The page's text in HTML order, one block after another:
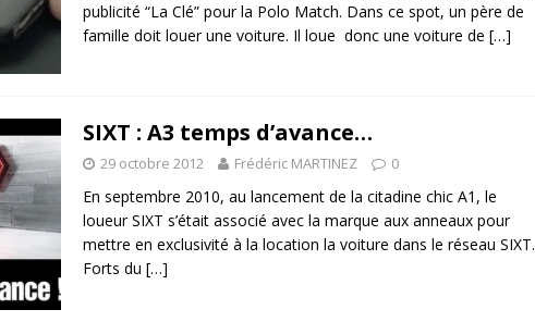
publicité “La Clé” pour la Polo Match. Dans ce spot, un père de
famille doit louer une voiture. Il loue donc une voiture de […]
SIXT : A3 temps d’avance…
29 octobre 2012 Frédéric MARTINEZ 0
En septembre 2010, au lancement de la citadine chic A1, le
loueur SIXT s’était associé avec la marque aux anneaux pour
mettre en exclusivité à la location la voiture dans le réseau SIXT.
Forts du […]